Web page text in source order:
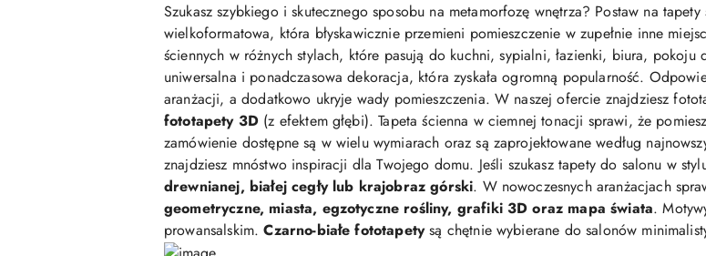
Szukasz szybkiego i skutecznego sposobu na metamorfozę wnętrza? Postaw na
wielkoformatowa, która błyskawicznie przemieni pomieszczenie w zupełnie inne
ściennych w różnych stylach, które pasują do kuchni, sypialni, łazienki, biura, pokoju
uniwersalna i ponadczasowa dekoracja, która zyskała ogromną popularność.
aranżacji, a dodatkowo ukryje wady pomieszczenia. W naszej ofercie znajdziesz
fototapety 3D (z efektem głębi). Tapeta ścienna w ciemnej tonacji sprawi, że
zamówienie dostępne są w wielu wymiarach oraz są zaprojektowane według
znajdziesz mnóstwo inspiracji dla Twojego domu. Jeśli szukasz tapety do salonu w
drewnianej, białej cegły lub krajobraz górski. W nowoczesnych aranżacjach
geometryczne, miasta, egzotyczne rośliny, grafiki 3D oraz mapa świata.
prowansalskim.Czarno-białe fototapetysą chętnie wybierane do salonów